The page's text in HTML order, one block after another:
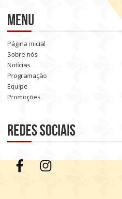
Menu
Página inicial
Sobre nós
Notícias
Programação
Equipe
Promoções
Redes sociais